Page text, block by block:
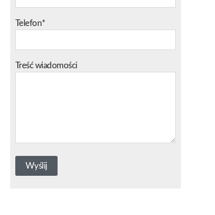
Telefon*
Treść wiadomości